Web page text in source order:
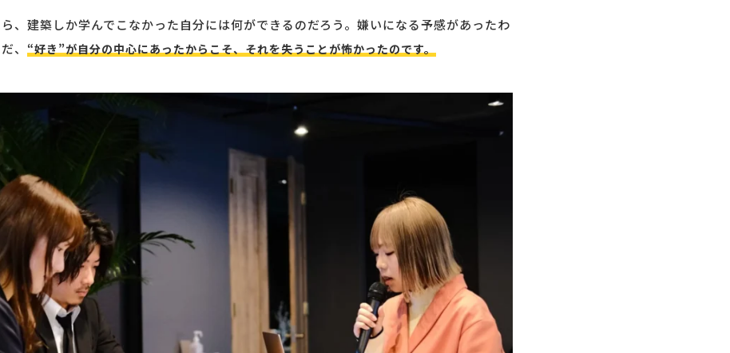
、建築しか学んでこなかった自分には何ができるのだろう。嫌いになる予感があったわ
、 “好き”が自分の中心にあったからこそ、それを失うことが怖かったのです。